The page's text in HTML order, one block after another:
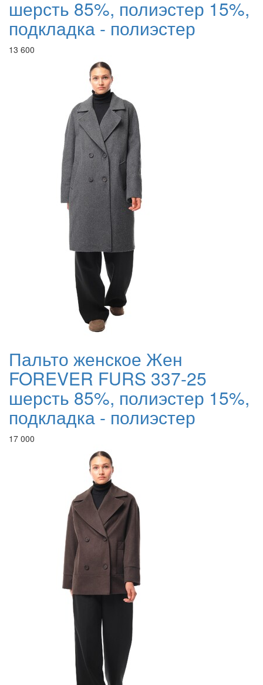
шерсть 85%, полиэстер 15%,
подкладка - полиэстер
13 600
Пальто женское Жен
FOREVER FURS 337-25
шерсть 85%, полиэстер 15%,
подкладка - полиэстер
17 000